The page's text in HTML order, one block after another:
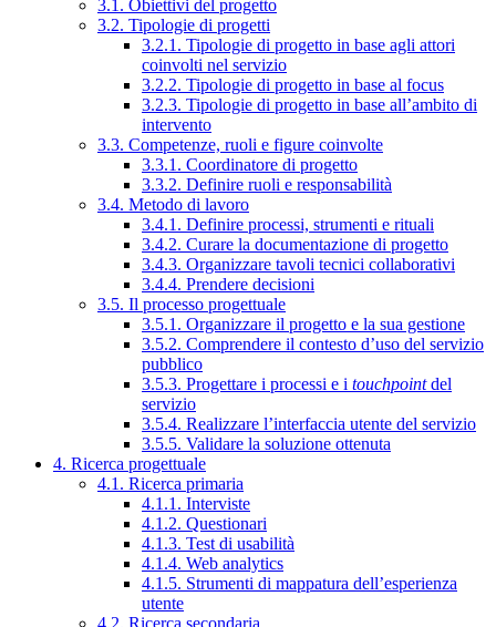
3.1. Obiettivi del progetto
3.2. Tipologie di progetti
3.2.1. Tipologie di progetto in base agli attori
coinvolti nel servizio
3.2.2. Tipologie di progetto in base al focus
3.2.3. Tipologie di progetto in base all’ambito di
intervento
3.3. Competenze, ruoli e figure coinvolte
3.3.1. Coordinatore di progetto
3.3.2. Definire ruoli e responsabilità
3.4. Metodo di lavoro
3.4.1. Definire processi, strumenti e rituali
3.4.2. Curare la documentazione di progetto
3.4.3. Organizzare tavoli tecnici collaborativi
3.4.4. Prendere decisioni
3.5. Il processo progettuale
3.5.1. Organizzare il progetto e la sua gestione
3.5.2. Comprendere il contesto d’uso del servizio
pubblico
3.5.3. Progettare i processi e i touchpointdel
servizio
3.5.4. Realizzare l’interfaccia utente del servizio
3.5.5. Validare la soluzione ottenuta
4. Ricerca progettuale
4.1. Ricerca primaria
4.1.1. Interviste
4.1.2. Questionari
4.1.3. Test di usabilità
4.1.4. Web analytics
4.1.5. Strumenti di mappatura dell’esperienza
utente
4.2. Ricerca secondaria